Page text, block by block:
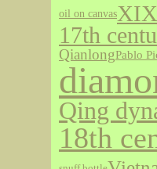
oil on canvas
17th
QianlongPablo
Qing
18th